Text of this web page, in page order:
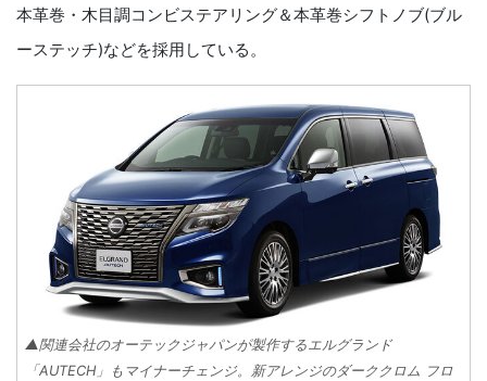
本革巻・木目調コンビステアリング＆本革巻シフトノブ(ブル
ーステッチ)などを採用している。
▲関連会社のオーテックジャパンが製作するエルグランド
「AUTECH」もマイナーチェンジ。新アレンジのダーククロム フロ